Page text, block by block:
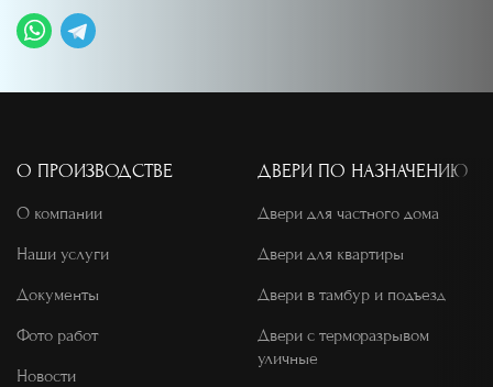
О ПРОИЗВОДСТВЕ
О компании
Наши услуги
Документы
Фото работ
Новости
ДВЕРИ ПО НАЗНАЧЕНИЮ
Двери для частного дома
Двери для квартиры
Двери в тамбур и подъезд
Двери с терморазрывом
уличные